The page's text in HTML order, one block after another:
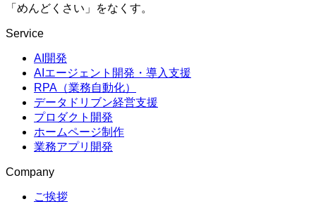
「めんどくさい」をなくす。
Service
AI開発
AIエージェント開発・導入支援
RPA（業務自動化）
データドリブン経営支援
プロダクト開発
ホームページ制作
業務アプリ開発
Company
ご挨拶